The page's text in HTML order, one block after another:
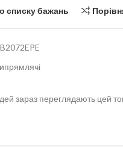
списку бажань
зараз переглядають цей